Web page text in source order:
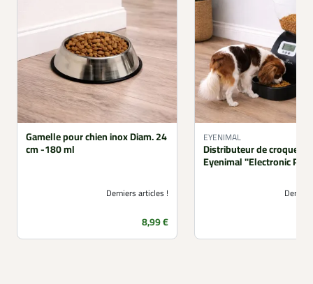
Gamelle pour chien inox Diam. 24
cm -180 ml
Derniers articles !
Prix
8,99 €
EYENIMAL
Distributeur de
Eyenimal "Electronic Pet